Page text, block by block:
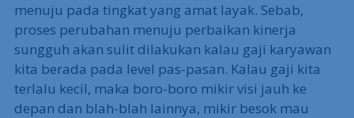
menuju pada tingkat yang amat layak. Sebab,
proses perubahan menuju perbaikan kinerja
sungguh akan sulit dilakukan kalau gaji karyawan
kita berada pada level pas-pasan. Kalau gaji kita
terlalu kecil, maka boro-boro mikir visi jauh ke
depan dan blah-blah lainnya, mikir besok mau